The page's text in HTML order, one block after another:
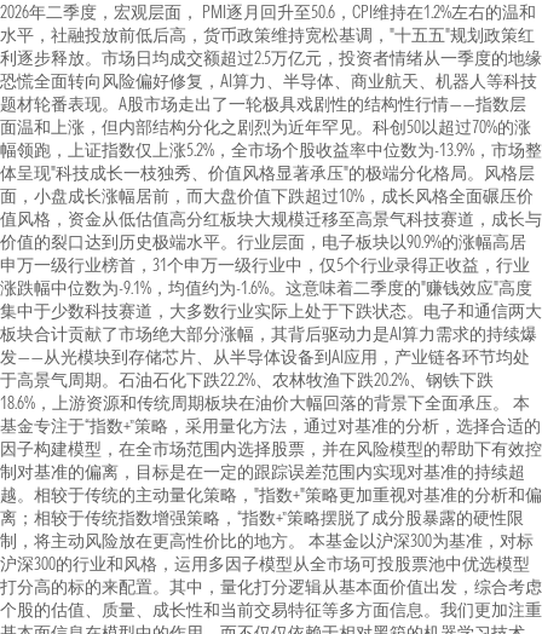
2026年二季度，宏观层面， PMI逐月回升至50.6，CPI维持在1.2%左右的温和
水平，社融投放前低后高，货币政策维持宽松基调，"十五五"规划政策红
利逐步释放。市场日均成交额超过2.5万亿元，投资者情绪从一季度的地缘
恐慌全面转向风险偏好修复，AI算力、半导体、商业航天、机器人等科技
题材轮番表现。A股市场走出了一轮极具戏剧性的结构性行情——指数层
面温和上涨，但内部结构分化之剧烈为近年罕见。科创50以超过70%的涨
幅领跑，上证指数仅上涨5.2%，全市场个股收益率中位数为-13.9%，市场整
体呈现"科技成长一枝独秀、价值风格显著承压"的极端分化格局。风格层
面，小盘成长涨幅居前，而大盘价值下跌超过10%，成长风格全面碾压价
值风格，资金从低估值高分红板块大规模迁移至高景气科技赛道，成长与
价值的裂口达到历史极端水平。行业层面，电子板块以90.9%的涨幅高居
申万一级行业榜首，31个申万一级行业中，仅5个行业录得正收益，行业
涨跌幅中位数为-9.1%，均值约为-1.6%。这意味着二季度的"赚钱效应"高度
集中于少数科技赛道，大多数行业实际上处于下跌状态。电子和通信两大
板块合计贡献了市场绝大部分涨幅，其背后驱动力是AI算力需求的持续爆
发——从光模块到存储芯片、从半导体设备到AI应用，产业链各环节均处
于高景气周期。石油石化下跌22.2%、农林牧渔下跌20.2%、钢铁下跌
18.6%，上游资源和传统周期板块在油价大幅回落的背景下全面承压。 本
基金专注于“指数+”策略，采用量化方法，通过对基准的分析，选择合适的
因子构建模型，在全市场范围内选择股票，并在风险模型的帮助下有效控
制对基准的偏离，目标是在一定的跟踪误差范围内实现对基准的持续超
越。相较于传统的主动量化策略，"指数+"策略更加重视对基准的分析和偏
离；相较于传统指数增强策略，“指数+”策略摆脱了成分股暴露的硬性限
制，将主动风险放在更高性价比的地方。 本基金以沪深300为基准，对标
沪深300的行业和风格，运用多因子模型从全市场可投股票池中优选模型
打分高的标的来配置。其中，量化打分逻辑从基本面价值出发，综合考虑
个股的估值、质量、成长性和当前交易特征等多方面信息。我们更加注重